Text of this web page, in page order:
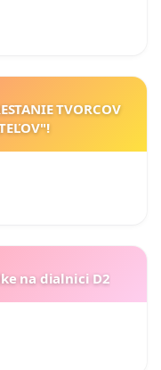
TVORCOV
na dialnici D2